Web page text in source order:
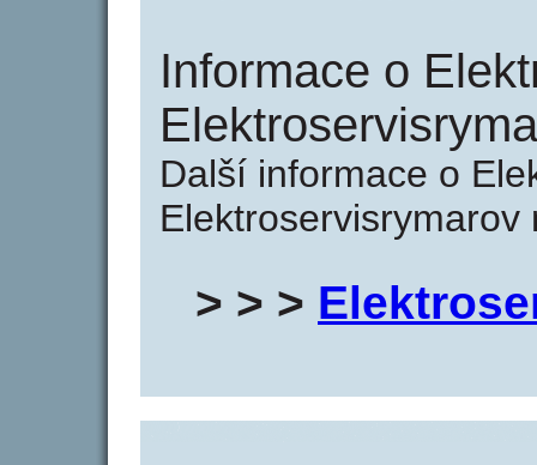
Informace o
Další informace o
> > >